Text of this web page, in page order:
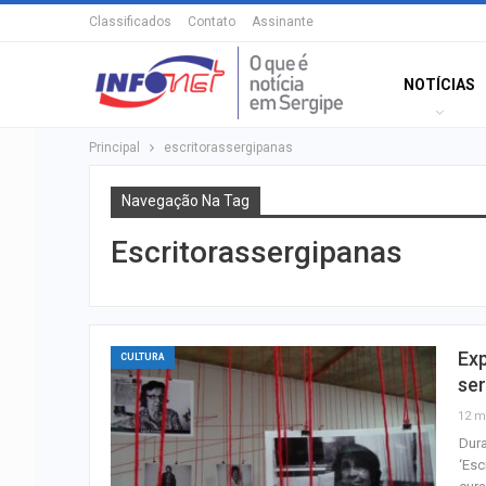
Classificados Contato Assinante
NOTÍCIAS
Principal escritorassergipanas
Navegação Na Tag
Escritorassergipanas
CULTURA
12